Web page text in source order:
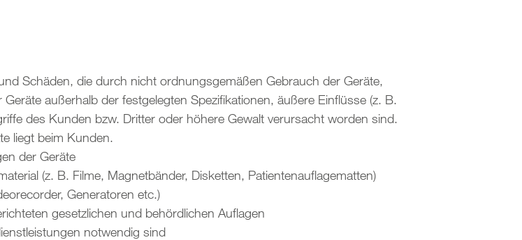
Schäden, die durch nicht ordnungsgemäßen Gebrauch der Geräte,
außerhalb der festgelegten Spezifikationen, äußere Einflüsse (z. B.
des Kunden bzw. Dritter oder höhere Gewalt verursacht worden sind.
liegt beim Kunden.
der Geräte
(z. B. Filme, Magnetbänder, Disketten, Patientenauflagematten)
Generatoren etc.)
gesetzlichen und behördlichen Auflagen
notwendig sind